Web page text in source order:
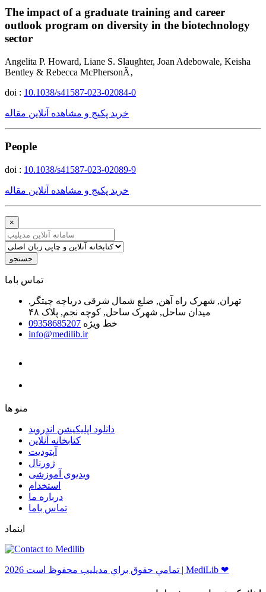
The impact of a graduate training and career
outlook program on diversity in the biotechnology
sector
Angelita P. Howard, Liane S. Slaughter, Joan Adebowale, Keisha
Bentley & Rebecca McPhersonÃ‚
doi : 10.1038/s41587-023-02084-0
خرید پکیج و مشاهده آنلاین مقاله
People
doi : 10.1038/s41587-023-02089-9
خرید پکیج و مشاهده آنلاین مقاله
×
جستجو
ﺗﻤﺎﺱ ﺑﺎﻣﺎ
تهران, شهرک راه آهن, ضلع شمال شرقی دریاچه چیتگر,
میدان ساحل, شهرک ساحل, کوچه نجم, پلاک ۴۸
خط ویژه 09358685207
info@medilib.ir
ﻣﻨﻮ ﻫﺎ
دانلود اپلیکیشن اندروید
ﮐﺘﺎﺑﺨﺎﻧﻪ ﺁﻧﻼﯾﻦ
ﺁﭘﺘﻮﺩﯾﺖ
ﮊﻭﺭﻧﺎﻝ
ویدیوی آموزشی
استخدام
درباره ما
ﺗﻤﺎﺱ ﺑﺎﻣﺎ
اینماد
ﺗﻤﺎﻣﻲ ﺣﻘﻮﻕ ﺑﺮاﻱ ﻣﺪﻳﻠﻴﺐ ﻣﺤﻔﻮﻅ اﺳﺖ 2026 | MediLib ❤